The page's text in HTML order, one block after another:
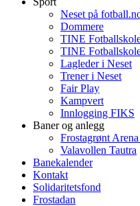
Neset på
Dommere
TINE
TINE
Lagleder i Neset
Trener i Neset
Fair Play
Kampvert
Innlogging FIKS
Baner og anlegg
Frostagrønt
Valavollen Tautra
Banekalender
Kontakt
Solidaritetsfond
Frostadan